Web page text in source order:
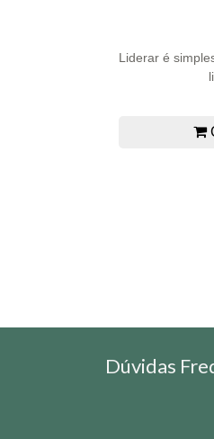
Liderar é
Dúvidas